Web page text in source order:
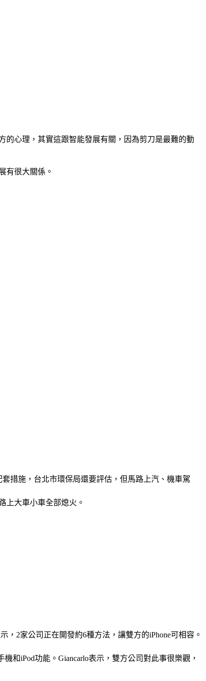
的心理，其實這跟智能發展有關，因為剪刀是最難的動
有很大關係。
措施，台北市環保局還要評估，但馬路上汽、機車駕
上大車小車全部熄火。
，2家公司正在開發約6種方法，讓雙方的iPhone可相容。
和iPod功能。Giancarlo表示，雙方公司對此事很樂觀，